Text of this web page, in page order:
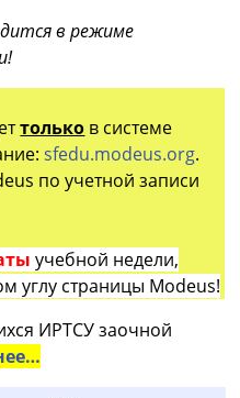
в режиме
только в системе
sfedu.modeus.org.
по учетной записи
учебной недели,
углу страницы Modeus!
ИРТСУ заочной